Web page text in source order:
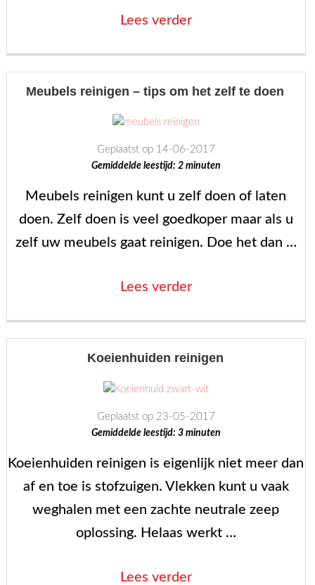
Lees verder“Leren
Meubels reinigen – tips om het zelf te doen
Geplaatst op 14-06-2017
Gemiddelde leestijd: 2 minuten
Meubels reinigen kunt u zelf doen of laten
doen. Zelf doen is veel goedkoper maar als u
zelf uw meubels gaat reinigen. Doe het dan …
Lees verder“Meubels
tips
zelf
doen”
Koeienhuiden reinigen
Geplaatst op 23-05-2017
Gemiddelde leestijd: 3 minuten
Koeienhuiden reinigen is eigenlijk niet meer dan
af en toe is stofzuigen. Vlekken kunt u vaak
weghalen met een zachte neutrale zeep
oplossing. Helaas werkt …
Lees verder“Koeienhuiden